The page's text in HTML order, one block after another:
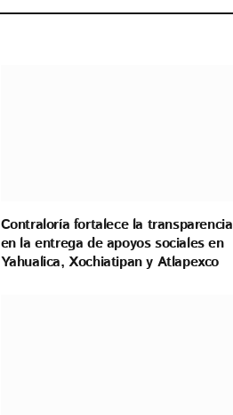
Contraloría fortalece la transparencia
en la entrega de apoyos sociales en
Yahualica, Xochiatipan y Atlapexco